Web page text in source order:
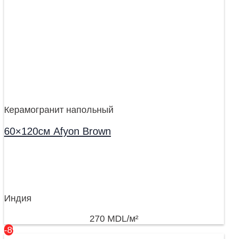
Керамогранит напольный
60×120см Afyon Brown
Индия
270 MDL/м²
-8%